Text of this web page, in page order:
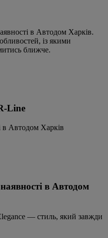
в Автодом Харків.
із якими
ближче.
Line
в Автодом Харків
в Автодом
— стиль, який завжди